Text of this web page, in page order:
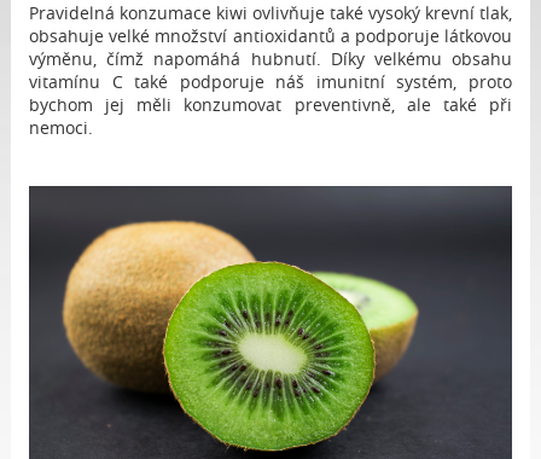
Pravidelná konzumace kiwi ovlivňuje také vysoký krevní tlak,
obsahuje velké množství antioxidantů a podporuje látkovou
výměnu, čímž napomáhá hubnutí. Díky velkému obsahu
vitamínu C také podporuje náš imunitní systém, proto
bychom jej měli konzumovat preventivně, ale také při
nemoci.